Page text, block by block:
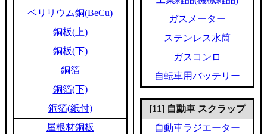
ベリリウム銅(BeCu)
銅板(上)
銅板(下)
銅箔
銅箔(下)
銅箔(紙付)
屋根材銅板
ガスメーター
ステンレス水筒
ガスコンロ
自転車用バッテリー
[11] 自動車 スクラップ
自動車ラジエーター